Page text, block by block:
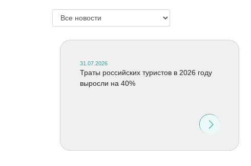
31.07.2026
Траты российских туристов в 2026 году
выросли на 40%